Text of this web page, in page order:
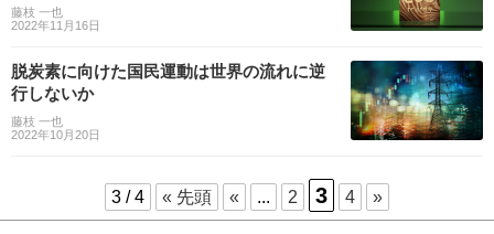
藤枝 一也
2022年11月16日
脱炭素に向けた国民運動は世界の流れに逆
行しないか
藤枝 一也
2022年10月20日
3 / 4 « 先頭 « ... 2 3 4 »